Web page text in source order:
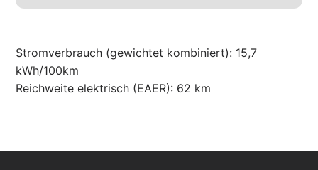
Stromverbrauch (gewichtet kombiniert): 15,7
kWh/100km
Reichweite elektrisch (EAER): 62 km